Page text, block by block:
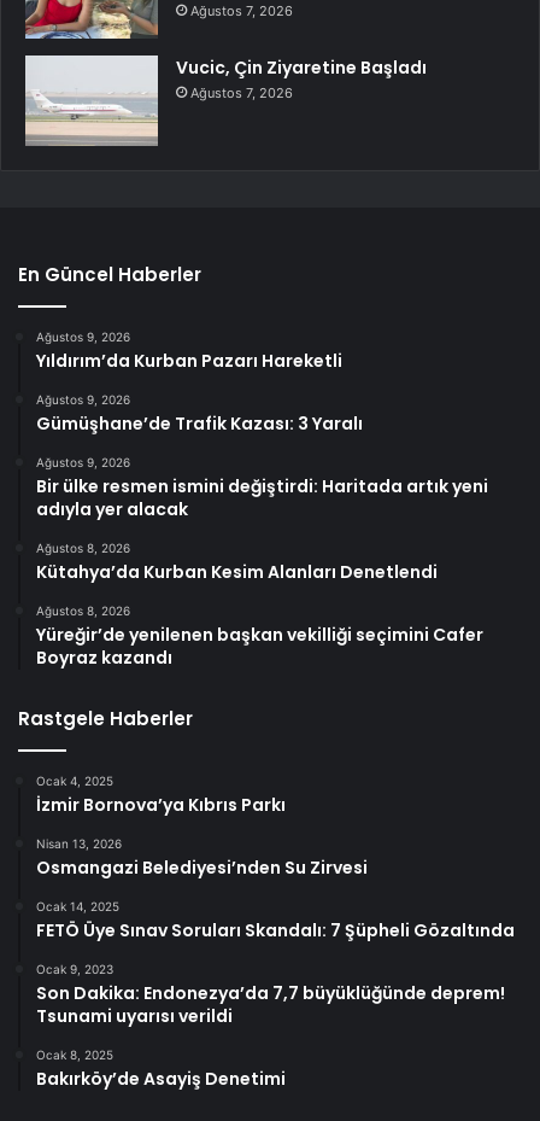
Ağustos 7, 2026
Vucic, Çin Ziyaretine Başladı
Ağustos 7, 2026
En Güncel Haberler
Ağustos 9, 2026
Yıldırım’da Kurban Pazarı Hareketli
Ağustos 9, 2026
Gümüşhane’de Trafik Kazası: 3 Yaralı
Ağustos 9, 2026
Bir ülke resmen ismini değiştirdi: Haritada artık yeni
adıyla yer alacak
Ağustos 8, 2026
Kütahya’da Kurban Kesim Alanları Denetlendi
Ağustos 8, 2026
Yüreğir’de yenilenen başkan vekilliği seçimini Cafer
Boyraz kazandı
Rastgele Haberler
Ocak 4, 2025
İzmir Bornova’ya Kıbrıs Parkı
Nisan 13, 2026
Osmangazi Belediyesi’nden Su Zirvesi
Ocak 14, 2025
FETÖ Üye Sınav Soruları Skandalı: 7 Şüpheli Gözaltında
Ocak 9, 2023
Son Dakika: Endonezya’da 7,7 büyüklüğünde deprem!
Tsunami uyarısı verildi
Ocak 8, 2025
Bakırköy’de Asayiş Denetimi